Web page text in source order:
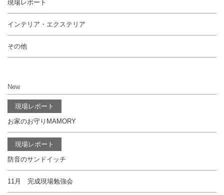
現場レポート
インテリア・エクステリア
その他
New
現場レポート
お家のお守りMAMORY
現場レポート
防音のサンドイッチ
11月 完成現場勉強会